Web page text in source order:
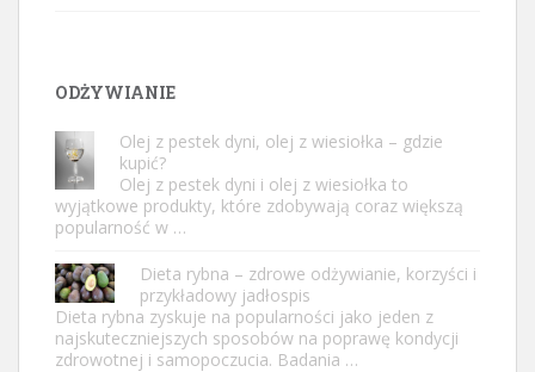
ODŻYWIANIE
Olej z pestek dyni, olej z wiesiołka – gdzie
kupić?
Olej z pestek dyni i olej z wiesiołka to
wyjątkowe produkty, które zdobywają coraz większą
popularność w …
Dieta rybna – zdrowe odżywianie, korzyści i
przykładowy jadłospis
Dieta rybna zyskuje na popularności jako jeden z
najskuteczniejszych sposobów na poprawę kondycji
zdrowotnej i samopoczucia. Badania …